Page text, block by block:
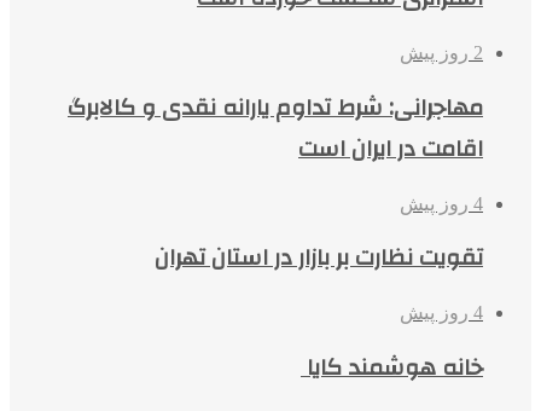
2 روز پیش
مهاجرانی: شرط تداوم یارانه نقدی و کالابرگ
اقامت در ایران است
4 روز پیش
تقویت نظارت بر بازار در استان تهران
4 روز پیش
خانه هوشمند کایا